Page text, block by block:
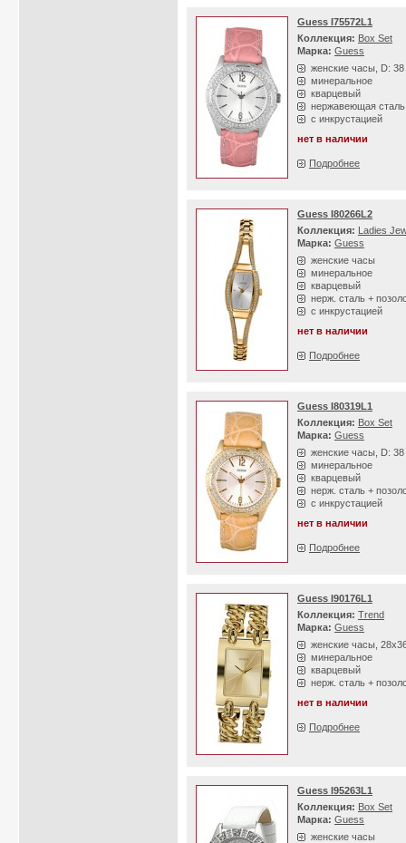
Guess I75572L1
Коллекция: Box Set
Марка: Guess
женские часы, D:
минеральное
кварцевый
нержавеющая сталь
с инкрустацией
нет в наличии
Подробнее
Guess I80266L2
Коллекция: Ladies
Марка: Guess
женские часы
минеральное
кварцевый
нерж. сталь +
с инкрустацией
нет в наличии
Подробнее
Guess I80319L1
Коллекция: Box Set
Марка: Guess
женские часы, D:
минеральное
кварцевый
нерж. сталь +
с инкрустацией
нет в наличии
Подробнее
Guess I90176L1
Коллекция: Trend
Марка: Guess
женские часы,
минеральное
кварцевый
нерж. сталь +
нет в наличии
Подробнее
Guess I95263L1
Коллекция: Box Set
Марка: Guess
женские часы